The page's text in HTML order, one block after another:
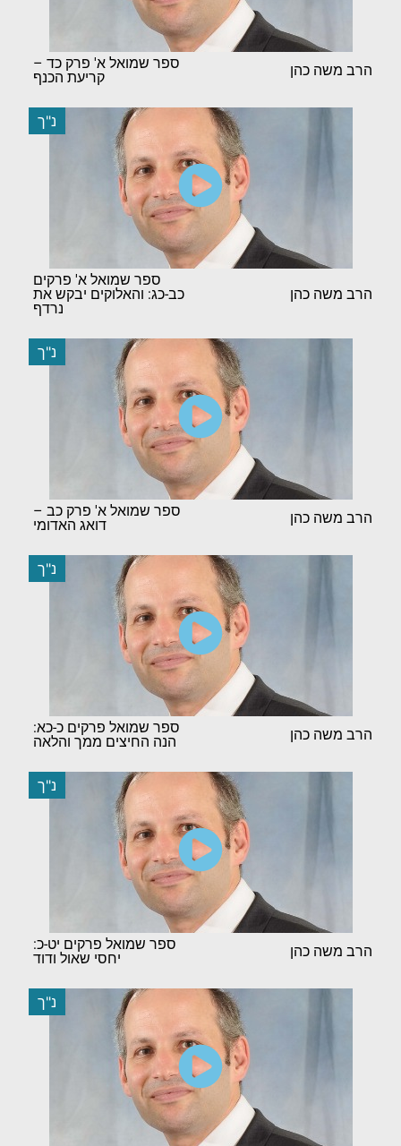
הרב משה כהן
ספר שמואל א' פרק כד –
קריעת הכנף
נ"ך
הרב משה כהן
ספר שמואל א' פרקים
כב-כג: והאלוקים יבקש את
נרדף
נ"ך
הרב משה כהן
ספר שמואל א' פרק כב –
דואג האדומי
נ"ך
הרב משה כהן
ספר שמואל פרקים כ-כא:
הנה החיצים ממך והלאה
נ"ך
הרב משה כהן
ספר שמואל פרקים יט-כ:
יחסי שאול ודוד
נ"ך